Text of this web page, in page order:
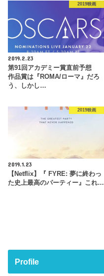
2019映画
2019.2.23
第91回アカデミー賞直前予想
作品賞は『ROMA/ローマ』だろ
う、しかし…
2019映画
2019.1.23
【Netflix】『 FYRE: 夢に終わっ
た史上最高のパーティー』これ…
Profile